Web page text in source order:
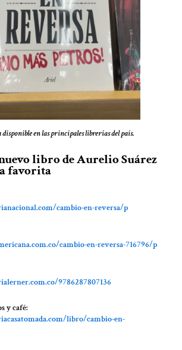
en las principales librerías del país.
libro de Aurelio Suárez
favorita
cambio-en-reversa/p
cambio-en-reversa-716796/p
9786287807136
y café:
libro/cambio-en-